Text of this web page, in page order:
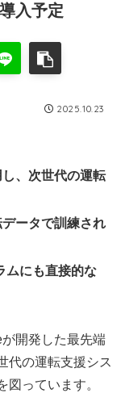
入予定
2025.10.23
、次世代の運転
ータで訓練され
ムにも直接的な
開発した最先端
代の運転支援シス
図っています。